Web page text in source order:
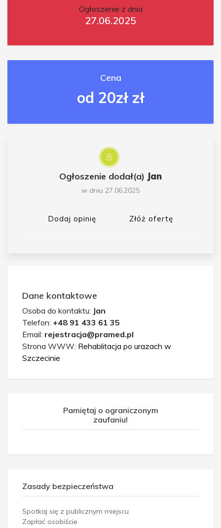
Ogłoszenie z dnia
27.06.2025
Cena
od 20zł zł
Ogłoszenie dodał(a) Jan
w dniu 27.06.2025
Dodaj opinię Złóż ofertę
Dane kontaktowe
Osoba do kontaktu: Jan
Telefon: +48 91 433 61 35
Email: rejestracja@pramed.pl
Strona WWW: Rehablitacja po urazach w
Szczecinie
Pamiętaj o ograniczonym
zaufaniu!
Zasady bezpieczeństwa
Spotkaj się z publicznym miejscu
Zapłać osobiście